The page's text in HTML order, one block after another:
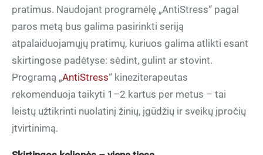
pratimus. Naudojant programėlę „AntiStress“ pagal
paros metą bus galima pasirinkti seriją
atpalaiduojamųjų pratimų, kuriuos galima atlikti esant
skirtingose padėtyse: sėdint, gulint ar stovint.
Programą „AntiStress“ kineziterapeutas
rekomenduoja taikyti 1–2 kartus per metus – tai
leistų užtikrinti nuolatinį žinių, įgūdžių ir sveikų įpročių
įtvirtinimą.